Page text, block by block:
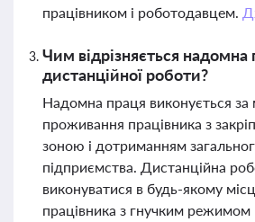
працівником і роботодавцем.
Чим відрізняється надомна
дистанційної роботи?
Надомна праця виконується за
проживання працівника з
зоною і дотриманням
підприємства. Дистанційна
виконуватися в будь-якому
працівника з гнучким режимом